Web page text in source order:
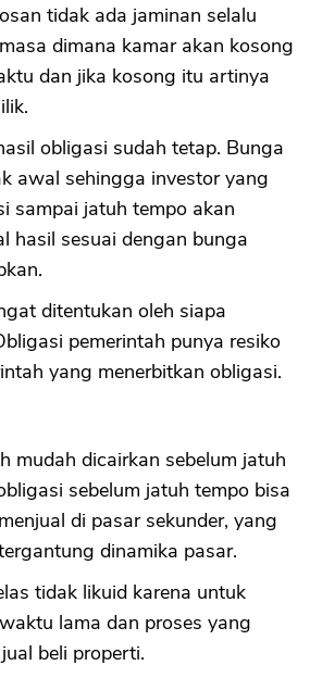
tidak ada jaminan selalu
dimana kamar akan kosong
dan jika kosong itu artinya
obligasi sudah tetap. Bunga
awal sehingga investor yang
sampai jatuh tempo akan
hasil sesuai dengan bunga
ditentukan oleh siapa
pemerintah punya resiko
yang menerbitkan obligasi.
mudah dicairkan sebelum jatuh
sebelum jatuh tempo bisa
di pasar sekunder, yang
dinamika pasar.
tidak likuid karena untuk
lama dan proses yang
beli properti.